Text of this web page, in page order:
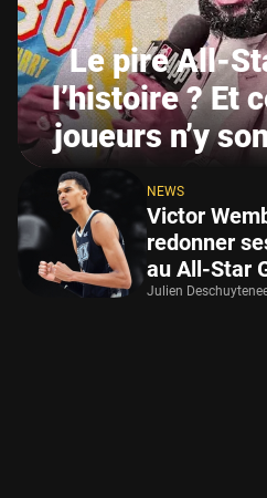
Le pire All-
l’histoire ? Et
joueurs n’y
NEWS
Victor
redonner
au All-Star
Julien